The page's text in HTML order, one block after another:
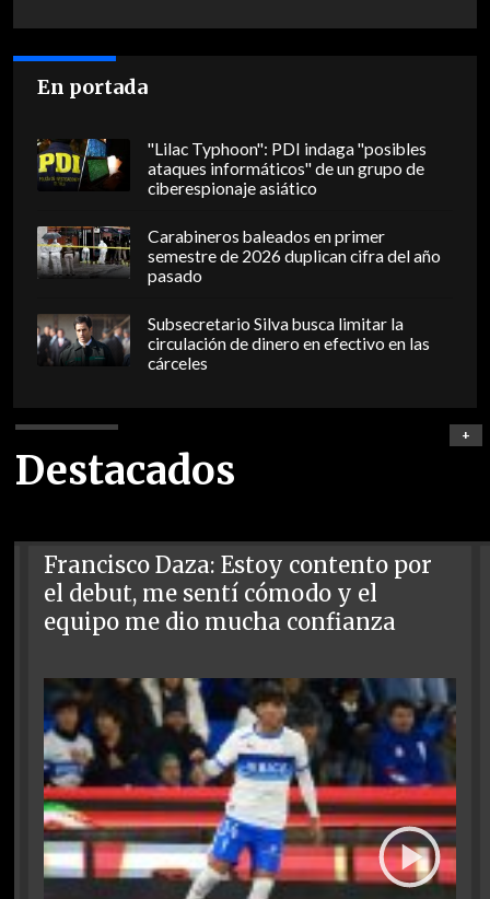
En portada
"Lilac Typhoon": PDI indaga "posibles
ataques informáticos" de un grupo de
ciberespionaje asiático
Carabineros baleados en primer
semestre de 2026 duplican cifra del año
pasado
Subsecretario Silva busca limitar la
circulación de dinero en efectivo en las
cárceles
Destacados
+
Francisco Daza: Estoy contento por
el debut, me sentí cómodo y el
equipo me dio mucha confianza